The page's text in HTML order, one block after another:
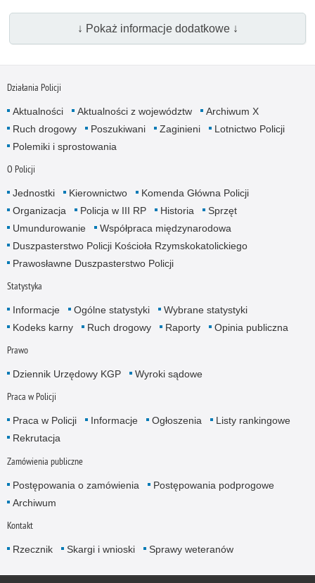
↓ Pokaż informacje dodatkowe ↓
Działania Policji
Aktualności Aktualności z województw
Archiwum X
Ruch drogowy
Poszukiwani Zaginieni
Lotnictwo Policji
Polemiki i sprostowania
O Policji
Jednostki Kierownictwo
Komenda Główna Policji
Organizacja
Policja w III RP Historia
Sprzęt
Umundurowanie
Współpraca międzynarodowa
Duszpasterstwo Policji Kościoła Rzymskokatolickiego
Prawosławne Duszpasterstwo Policji
Statystyka
Informacje Ogólne statystyki
Wybrane statystyki
Kodeks karny
Ruch drogowy Raporty Opinia publiczna
Prawo
Dziennik Urzędowy KGP Wyroki sądowe
Praca w Policji
Praca w Policji Informacje Ogłoszenia
Listy rankingowe
Rekrutacja
Zamówienia publiczne
Postępowania o zamówienia
Postępowania podprogowe
Archiwum
Kontakt
Rzecznik Skargi i wnioski Sprawy weteranów